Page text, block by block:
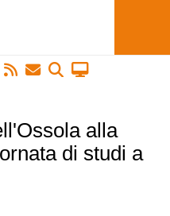
alla
di studi a